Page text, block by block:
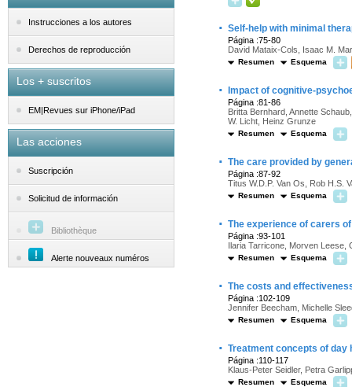
Instrucciones a los autores
Derechos de reproducción
Los + suscritos
EM|Revues sur iPhone/iPad
Las acciones
Suscripción
Solicitud de información
Bibliothèque
Alerte nouveaux numéros
· Self-help with minimal
Página :75-80
David Mataix-Cols, Isaac M.
Resumen Esquema
· Impact of cognitive-
Página :81-86
Britta Bernhard, Annette
W. Licht, Heinz Grunze
Resumen Esquema
· The care provided by
Página :87-92
Titus W.D.P. Van Os, Rob H.S.
Resumen Esquema
· The experience of carers
Página :93-101
Ilaria Tarricone, Morven Leese,
Resumen Esquema
· The costs and
Página :102-109
Jennifer Beecham, Michelle
Resumen Esquema
· Treatment concepts of
Página :110-117
Klaus-Peter Seidler, Petra
Resumen Esquema